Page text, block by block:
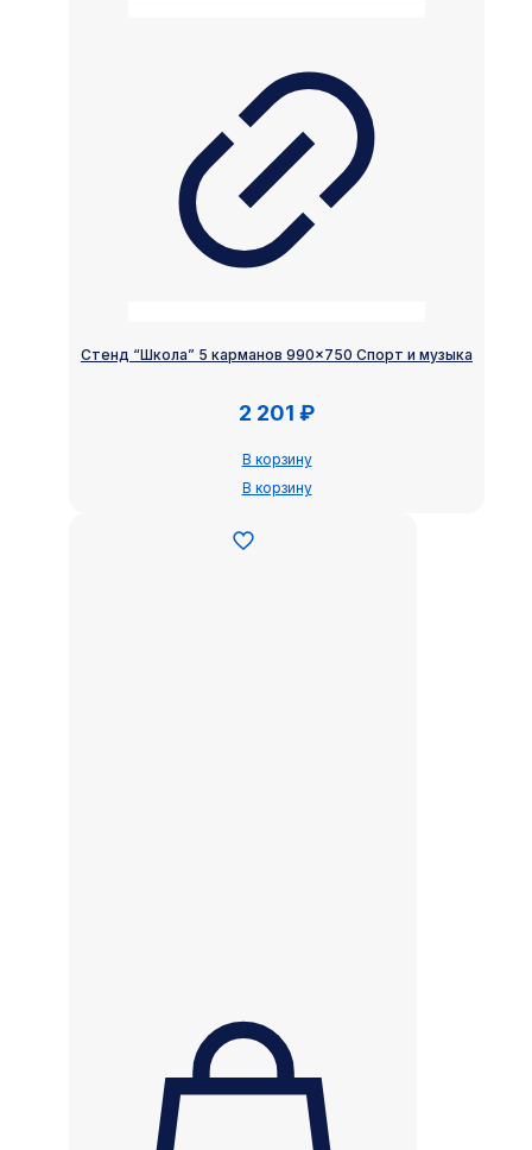
Стенд “Школа” 5 карманов 990×750 Спорт и музыка
2 201 ₽
В корзину
В корзину